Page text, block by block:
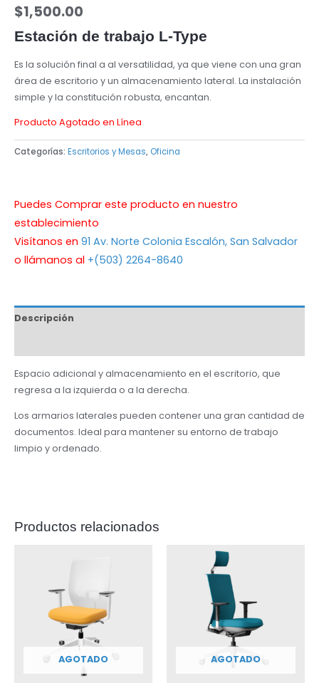
$1,500.00
Estación de trabajo L-Type
Es la solución final a al versatilidad, ya que viene con una gran
área de escritorio y un almacenamiento lateral. La instalación
simple y la constitución robusta, encantan.
Producto Agotado en Línea
Categorías: Escritorios y Mesas, Oficina
Puedes Comprar este producto en nuestro
establecimiento
Visítanos en 91 Av. Norte Colonia Escalón, San Salvador
o llámanos al +(503) 2264-8640
Descripción
Espacio adicional y almacenamiento en el escritorio, que
regresa a la izquierda o a la derecha.
Los armarios laterales pueden contener una gran cantidad de
documentos. Ideal para mantener su entorno de trabajo
limpio y ordenado.
Productos relacionados
AGOTADO AGOTADO